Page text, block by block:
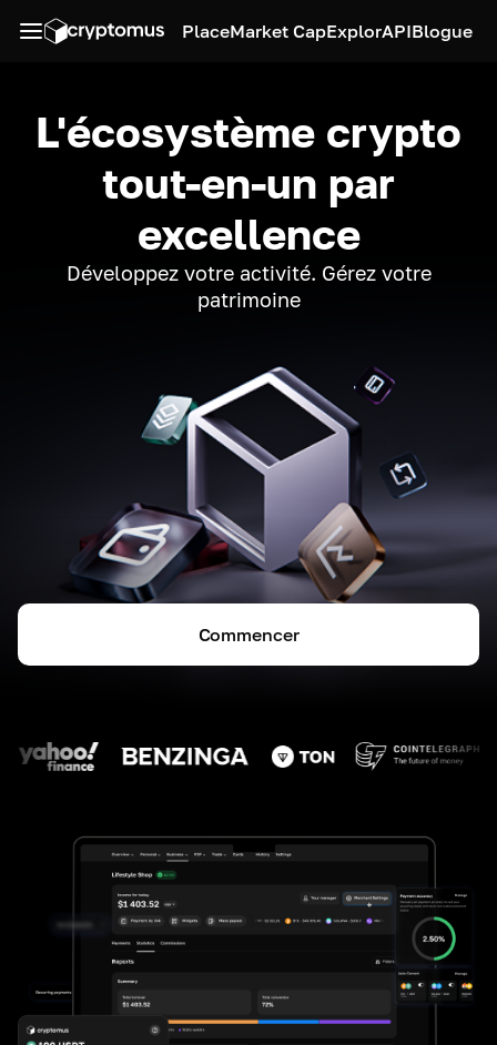
PlaceMarket CapExplorAPIBlogue
L'écosystème crypto
tout-en-un par
excellence
Développez votre activité. Gérez votre
patrimoine
Commencer